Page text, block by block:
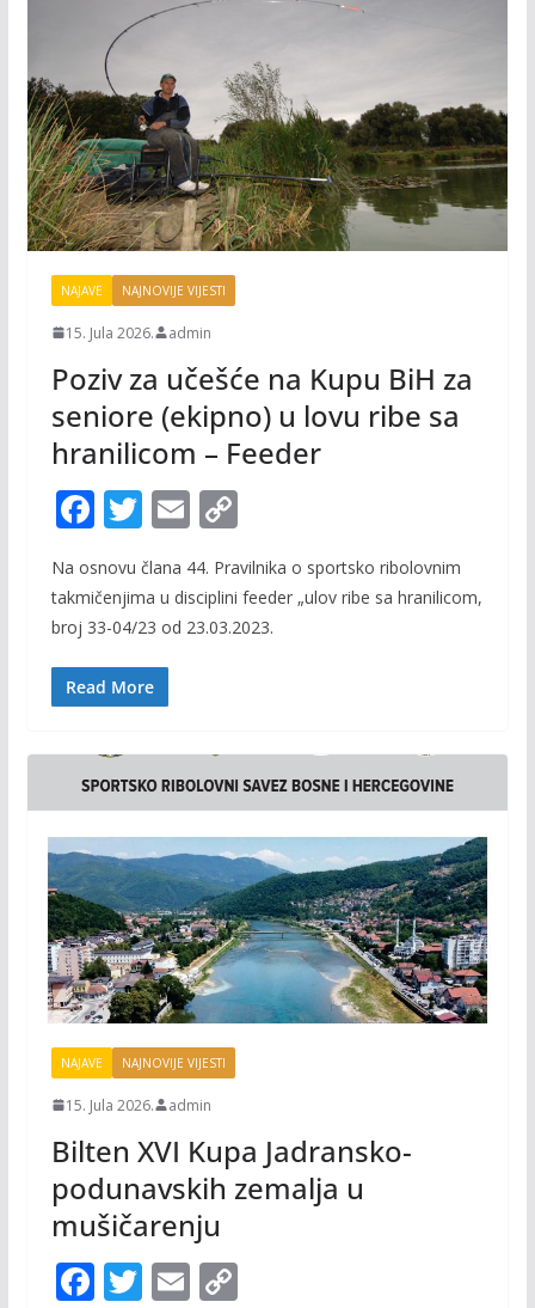
NAJAVE NAJNOVIJE VIJESTI
15. Jula 2026. admin
Poziv za učešće na Kupu BiH za
seniore (ekipno) u lovu ribe sa
hranilicom – Feeder
F
e
b
o
o
T
w
itt
er
E
ai
l
C
o
p
y
Na osnovu člana 44. Pravilnika o sportsko ribolovnim
takmičenjima u disciplini feeder „ulov ribe sa hranilicom,
broj 33-04/23 od 23.03.2023.
Read More
NAJAVE NAJNOVIJE VIJESTI
15. Jula 2026. admin
Bilten XVI Kupa Jadransko-
podunavskih zemalja u
mušičarenju
F T E C